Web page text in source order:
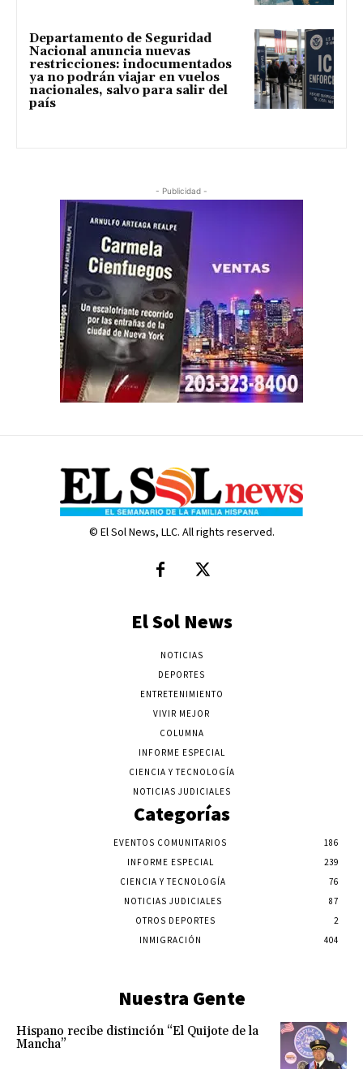
Departamento de Seguridad
Nacional anuncia nuevas
restricciones: indocumentados
ya no podrán viajar en vuelos
nacionales, salvo para salir del
país
- Publicidad -
© El Sol News, LLC. All rights reserved.
El Sol News
NOTICIAS
DEPORTES
ENTRETENIMIENTO
VIVIR MEJOR
COLUMNA
INFORME ESPECIAL
CIENCIA Y TECNOLOGÍA
NOTICIAS JUDICIALES
Categorías
EVENTOS COMUNITARIOS
186
INFORME ESPECIAL
239
CIENCIA Y TECNOLOGÍA
76
NOTICIAS JUDICIALES
87
OTROS DEPORTES
2
INMIGRACIÓN
404
Nuestra Gente
Hispano recibe distinción “El Quijote de la
Mancha”